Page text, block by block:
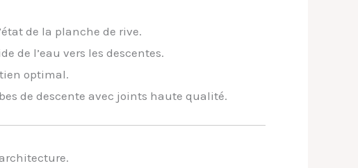
de la planche de rive.
de l’eau vers les descentes.
optimal.
de descente avec joints haute qualité.